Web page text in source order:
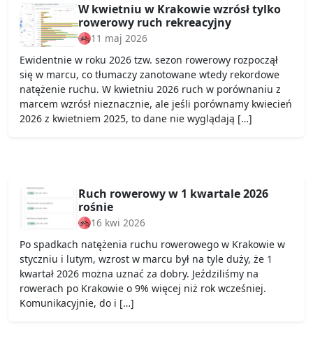
W kwietniu w Krakowie wzrósł tylko
rowerowy ruch rekreacyjny
11 maj 2026
Ewidentnie w roku 2026 tzw. sezon rowerowy rozpoczął
się w marcu, co tłumaczy zanotowane wtedy rekordowe
natężenie ruchu. W kwietniu 2026 ruch w porównaniu z
marcem wzrósł nieznacznie, ale jeśli porównamy kwiecień
2026 z kwietniem 2025, to dane nie wyglądają […]
Ruch rowerowy w 1 kwartale 2026
rośnie
16 kwi 2026
Po spadkach natężenia ruchu rowerowego w Krakowie w
styczniu i lutym, wzrost w marcu był na tyle duży, że 1
kwartał 2026 można uznać za dobry. Jeździliśmy na
rowerach po Krakowie o 9% więcej niż rok wcześniej.
Komunikacyjnie, do i […]